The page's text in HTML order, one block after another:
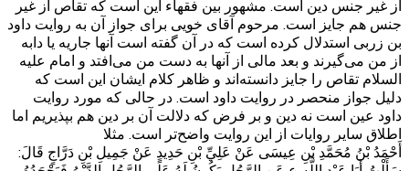
از غیر جنس دین است. مشهور بین فقهاء این است که تقاص از غیر
جنس هم جایز است. مرحوم آقای خویی برای جواز آن به روایت داود
بن زربی استدلال کرده است که در آن گفته است آنها جاریه یا دابه
از من می‌گیرند و بعد مالی از آنها به دست من می‌افتد و امام علیه
السلام تقاص را جایز دانسته‌اند و ظاهر کلام ایشان این است که
دلیل جواز منحصر در روایت داود است. در حالی که مورد روایت
داود عین است نه دین و بر فرض که دلالت آن بر دین هم بپذیریم اما
اطلاق سایر روایات از این روایت واضح‌تر است. مثلا
أَحْمَدُ بْنُ مُحَمَّدِ بْنِ عِيسَى عَنْ عَلِيِّ بْنِ حَدِيدٍ عَنْ جَمِيلِ بْنِ دَرَّاجٍ قَالَ: